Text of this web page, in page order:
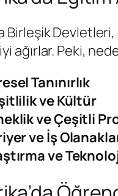
Birleşik
ağırlar. Peki,
Tanınırlık
ve Kültür
ve Çeşitli
ve İş
ve